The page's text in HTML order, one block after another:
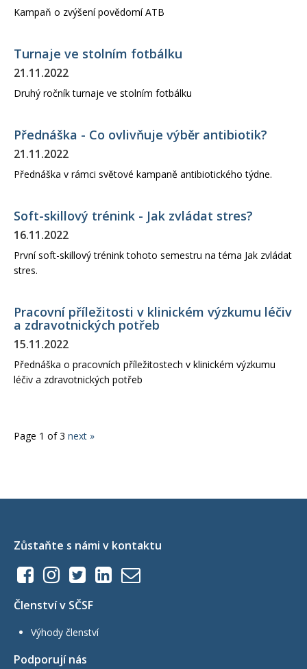
Kampaň o zvýšení povědomí ATB
Turnaje ve stolním fotbálku
21.11.2022
Druhý ročník turnaje ve stolním fotbálku
Přednáška - Co ovlivňuje výběr antibiotik?
21.11.2022
Přednáška v rámci světové kampaně antibiotického týdne.
Soft-skillový trénink - Jak zvládat stres?
16.11.2022
První soft-skillový trénink tohoto semestru na téma Jak zvládat
stres.
Pracovní příležitosti v klinickém výzkumu léčiv
a zdravotnických potřeb
15.11.2022
Přednáška o pracovních příležitostech v klinickém výzkumu
léčiv a zdravotnických potřeb
Page 1 of 3 next »
Zůstaňte s námi v kontaktu
Členství v SČSF
Výhody členství
Podporují nás